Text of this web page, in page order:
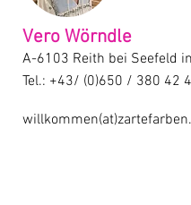
Vero Wörndle
A-6103 Reith bei Seefeld
Tel.: +43/ (0)650 / 380 42